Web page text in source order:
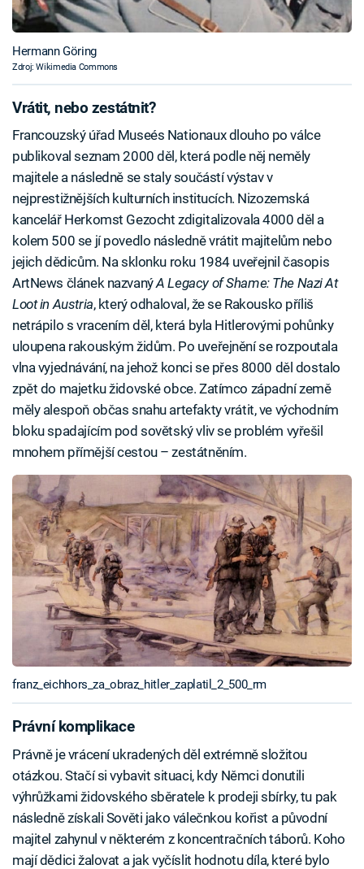
Hermann Göring
Zdroj: Wikimedia Commons
Vrátit, nebo zestátnit?
Francouzský úřad Museés Nationaux dlouho po válce
publikoval seznam 2000 děl, která podle něj neměly
majitele a následně se staly součástí výstav v
nejprestižnějších kulturních institucích. Nizozemská
kancelář Herkomst Gezocht zdigitalizovala 4000 děl a
kolem 500 se jí povedlo následně vrátit majitelům nebo
jejich dědicům. Na sklonku roku 1984 uveřejnil časopis
ArtNews článek nazvanýA Legacy of Shame: The Nazi At
Loot in Austria, který odhaloval, že se Rakousko příliš
netrápilo s vracením děl, která byla Hitlerovými pohůnky
uloupena rakouským židům. Po uveřejnění se rozpoutala
vlna vyjednávání, na jehož konci se přes 8000 děl dostalo
zpět do majetku židovské obce. Zatímco západní země
měly alespoň občas snahu artefakty vrátit, ve východním
bloku spadajícím pod sovětský vliv se problém vyřešil
mnohem přímější cestou – zestátněním.
franz_eichhors_za_obraz_hitler_zaplatil_2_500_rm
Právní komplikace
Právně je vrácení ukradených děl extrémně složitou
otázkou. Stačí si vybavit situaci, kdy Němci donutili
výhrůžkami židovského sběratele k prodeji sbírky, tu pak
následně získali Sověti jako válečnkou kořist a původní
majitel zahynul v některém z koncentračních táborů. Koho
mají dědici žalovat a jak vyčíslit hodnotu díla, které bylo